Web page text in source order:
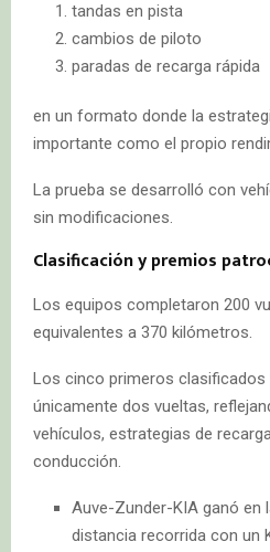
tandas en pista
cambios de piloto
paradas de recarga rápida
en un formato donde la
importante como el propio
La prueba se desarrolló con
sin modificaciones.
Clasificación y premios
Los equipos completaron 200
equivalentes a 370 kilómetros.
Los cinco primeros
únicamente dos vueltas,
vehículos, estrategias de
conducción.
Auve-Zunder-KIA ganó en
distancia recorrida con un